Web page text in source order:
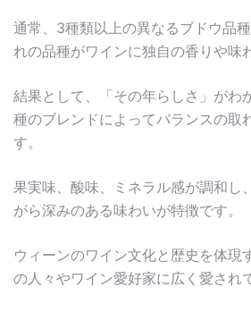
通常、3種類以上の異なるブドウ品
れの品種がワインに独自の香りや味
結果として、「その年らしさ」がわ
種のブレンドによってバランスの取
す。
果実味、酸味、ミネラル感が調和し
がら深みのある味わいが特徴です。
ウィーンのワイン文化と歴史を体現
の人々やワイン愛好家に広く愛され